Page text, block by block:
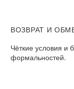
ВОЗВРАТ И
Чёткие условия и
формальностей.